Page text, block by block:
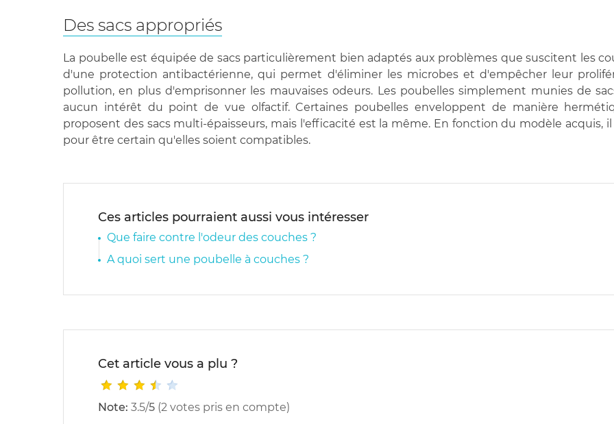
Des sacs appropriés
La poubelle est équipée de sacs particulièrement bien adaptés aux problèmes que suscitent les
d'une protection antibactérienne, qui permet d'éliminer les microbes et d'empêcher leur
pollution, en plus d'emprisonner les mauvaises odeurs. Les poubelles simplement munies de
aucun intérêt du point de vue olfactif. Certaines poubelles enveloppent de manière
proposent des sacs multi-épaisseurs, mais l'efficacité est la même. En fonction du modèle acquis,
pour être certain qu'elles soient compatibles.
Ces articles pourraient aussi vous intéresser
Que faire contre l'odeur des couches ?
A quoi sert une poubelle à couches ?
Cet article vous a plu ?
Note: 3.5/5 (2 votes pris en compte)